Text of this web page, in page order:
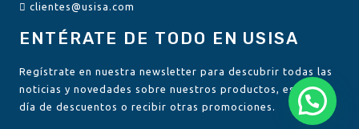
clientes@usisa.com
ENTÉRATE DE TODO EN USISA
Regístrate en nuestra newsletter para descubrir todas las
noticias y novedades sobre nuestros productos, estar al
día de descuentos o recibir otras promociones.